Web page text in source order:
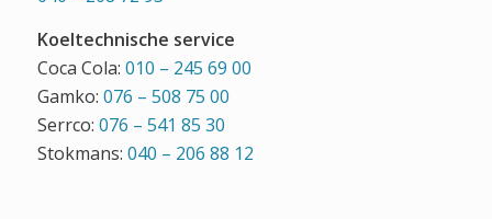
Koeltechnische service
Coca Cola: 010 – 245 69 00
Gamko: 076 – 508 75 00
Serrco: 076 – 541 85 30
Stokmans: 040 – 206 88 12